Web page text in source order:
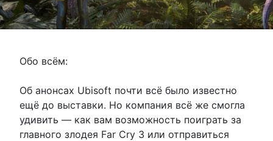
Обо всём:
Об анонсах Ubisoft почти всё было известно
ещё до выставки. Но компания всё же смогла
удивить — как вам возможность поиграть за
главного злодея Far Cry 3 или отправиться